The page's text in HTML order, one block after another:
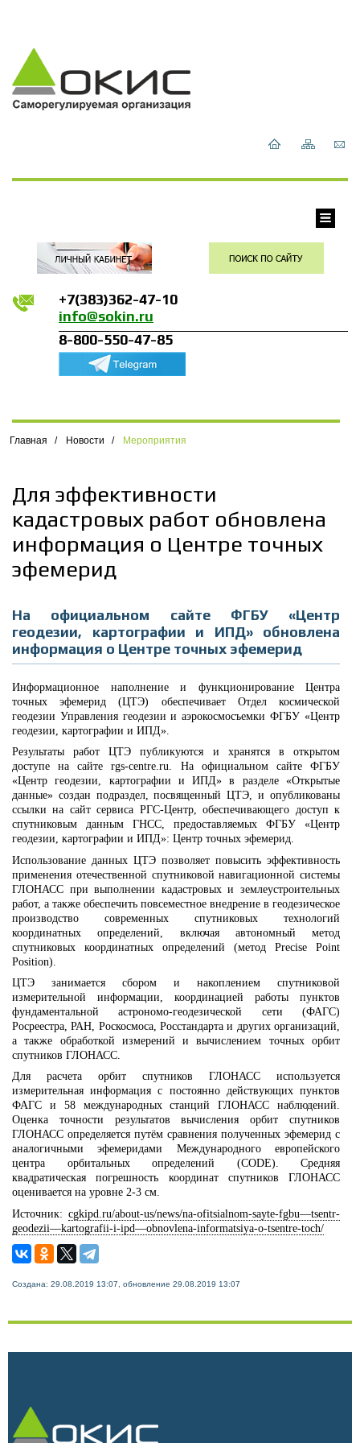
+7(383)362-47-10
info@sokin.ru
8-800-550-47-85
Главная / Новости / Мероприятия
Для эффективности
кадастровых работ обновлена
информация о Центре точных
эфемерид
На официальном сайте ФГБУ «Центр
геодезии, картографии и ИПД» обновлена
информация о Центре точных эфемерид
Информационное наполнение и функционирование Центра
точных эфемерид (ЦТЭ) обеспечивает Отдел космической
геодезии Управления геодезии и аэрокосмосъемки ФГБУ «Центр
геодезии, картографии и ИПД».
Результаты работ ЦТЭ публикуются и хранятся в открытом
доступе на сайте rgs-centre.ru. На официальном сайте ФГБУ
«Центр геодезии, картографии и ИПД» в разделе «Открытые
данные» создан подраздел, посвященный ЦТЭ, и опубликованы
ссылки на сайт сервиса РГС-Центр, обеспечивающего доступ к
спутниковым данным ГНСС, предоставляемых ФГБУ «Центр
геодезии, картографии и ИПД»: Центр точных эфемерид.
Использование данных ЦТЭ позволяет повысить эффективность
применения отечественной спутниковой навигационной системы
ГЛОНАСС при выполнении кадастровых и землеустроительных
работ, а также обеспечить повсеместное внедрение в геодезическое
производство современных спутниковых технологий
координатных определений, включая автономный метод
спутниковых координатных определений (метод Precise Point
Position).
ЦТЭ занимается сбором и накоплением спутниковой
измерительной информации, координацией работы пунктов
фундаментальной астрономо-геодезической сети (ФАГС)
Росреестра, РАН, Роскосмоса, Росстандарта и других организаций,
а также обработкой измерений и вычислением точных орбит
спутников ГЛОНАСС.
Для расчета орбит спутников ГЛОНАСС используется
измерительная информация с постоянно действующих пунктов
ФАГС и 58 международных станций ГЛОНАСС наблюдений.
Оценка точности результатов вычисления орбит спутников
ГЛОНАСС определяется путём сравнения полученных эфемерид с
аналогичными эфемеридами Международного европейского
центра орбитальных определений (CODE). Средняя
квадратическая погрешность координат спутников ГЛОНАСС
оценивается на уровне 2-3 см.
Источник: cgkipd.ru/about-us/news/na-ofitsialnom-sayte-fgbu—tsentr-
geodezii—kartografii-i-ipd—obnovlena-informatsiya-o-tsentre-toch/
Создана: 29.08.2019 13:07, обновление 29.08.2019 13:07